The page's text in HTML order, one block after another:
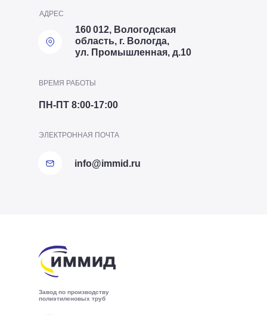
ПН-ПТ 8:00-17:00
ВРЕМЯ РАБОТЫ
160 012, Вологодская
область, г. Вологда,
ул. Промышленная, д.10
АДРЕС
info@immid.ru
ЭЛЕКТРОННАЯ ПОЧТА
в Соколе
АДРЕС
Ворсино
АДРЕС
СПб
АДРЕС ПРЕДСТАВИТЕЛЬСТВА
Москве
АДРЕС ПРЕДСТАВИТЕЛЬСТВА
Вологда
Завод по производству
полиэтиленовых труб